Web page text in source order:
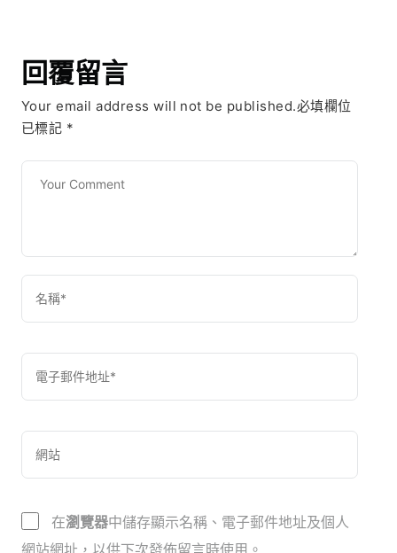
回覆留言
Your email address will not be published.必填欄位
已標記 *
在瀏覽器中儲存顯示名稱、電子郵件地址及個人